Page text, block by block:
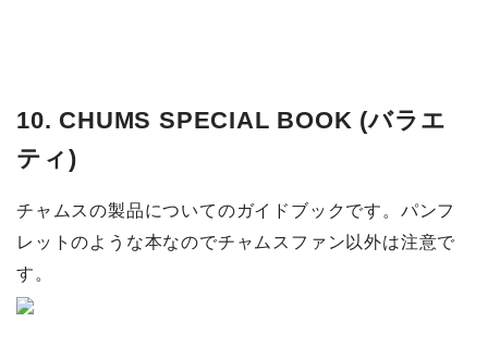
10. CHUMS SPECIAL BOOK (バラエ
ティ)
チャムスの製品についてのガイドブックです。パンフ
レットのような本なのでチャムスファン以外は注意で
す。